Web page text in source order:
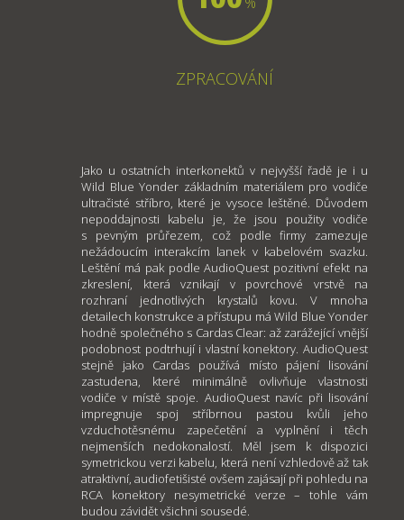
ZPRACOVÁNÍ
Jako u ostatních interkonektů v nejvyšší řadě je i u
Wild Blue Yonder základním materiálem pro vodiče
ultračisté stříbro, které je vysoce leštěné. Důvodem
nepoddajnosti kabelu je, že jsou použity vodiče
s pevným průřezem, což podle firmy zamezuje
nežádoucím interakcím lanek v kabelovém svazku.
Leštění má pak podle AudioQuest pozitivní efekt na
zkreslení, která vznikají v povrchové vrstvě na
rozhraní jednotlivých krystalů kovu. V mnoha
detailech konstrukce a přístupu má Wild Blue Yonder
hodně společného s Cardas Clear: až zarážející vnější
podobnost podtrhují i vlastní konektory. AudioQuest
stejně jako Cardas používá místo pájení lisování
zastudena, které minimálně ovlivňuje vlastnosti
vodiče v místě spoje. AudioQuest navíc při lisování
impregnuje spoj stříbrnou pastou kvůli jeho
vzduchotěsnému zapečetění a vyplnění i těch
nejmenších nedokonalostí. Měl jsem k dispozici
symetrickou verzi kabelu, která není vzhledově až tak
atraktivní, audiofetišisté ovšem zajásají při pohledu na
RCA konektory nesymetrické verze – tohle vám
budou závidět všichni sousedé.